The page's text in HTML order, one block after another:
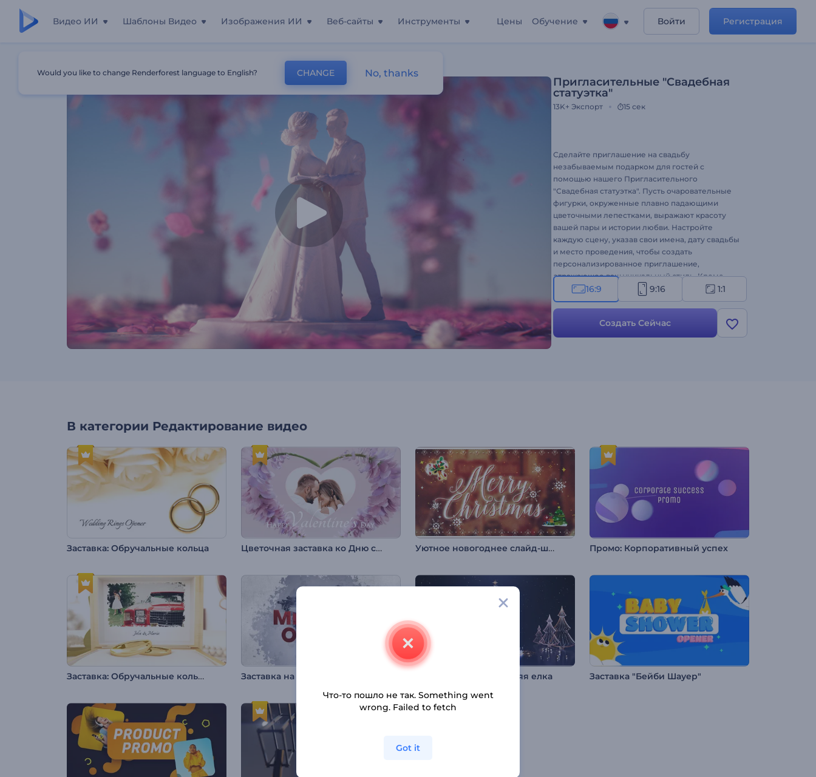
Видео ИИ Шаблоны Видео Изображения ИИ Веб-сайты Инструменты Цены Обучение Войти Регистрация
Пригласительные "Свадебная Статуэтка"
Пригласительные "Свадебная
статуэтка"
13K+ Экспорт 15 сек
Сделайте приглашение на свадьбу
незабываемым подарком для гостей с
помощью нашего Пригласительного
"Свадебная статуэтка". Пусть очаровательные
фигурки, окруженные плавно падающими
цветочными лепестками, выражают красоту
вашей пары и истории любви. Настройте
каждую сцену, указав свои имена, дату свадьбы
и место проведения, чтобы создать
персонализированное приглашение,
отражающее ваш уникальный стиль. Кроме
того, выберите идеальную романтическую
фоновую музыку, чтобы задать настроение и
добавить нотку романтики в видео с
приглашением. Сделайте пригласительный
прямо сейчас и превратите свое свадебное
16:9 9:16 1:1
Создать Сейчас
В категории Редактирование видео
Заставка: Обручальные кольца Цветочная заставка ко Дню св. Валентина Уютное новогоднее слайд-шоу Промо: Корпоративный успех
Заставка: Обручальные кольца 2 Мерцающая новогодняя елка Заставка "Бейби Шауер"
Would you like to change Renderforest language to English? CHANGE No, thanks
Что-то пошло не так. Something went
wrong. Failed to fetch
Got it